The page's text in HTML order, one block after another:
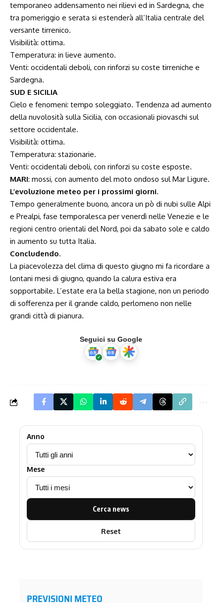
temporaneo addensamento nei rilievi ed in Sardegna, che
tra pomeriggio e serata si estenderà all’Italia centrale del
versante tirrenico.
Visibilità: ottima.
Temperatura: in lieve aumento.
Venti: occidentali deboli, con rinforzi su coste tirreniche e
Sardegna.
SUD E SICILIA
Cielo e fenomeni: tempo soleggiato. Tendenza ad aumento
della nuvolosità sulla Sicilia, con occasionali piovaschi sul
settore occidentale.
Visibilità: ottima.
Temperatura: stazionarie.
Venti: occidentali deboli, con rinforzi su coste esposte.
MARI: mossi, con aumento del moto ondoso sul Mar Ligure.
L’evoluzione meteo per i prossimi giorni.
Tempo generalmente buono, ancora un pò di nubi sulle Alpi
e Prealpi, fase temporalesca per venerdì nelle Venezie e le
regioni centro orientali del Nord, poi da sabato sole e caldo
in aumento su tutta Italia.
Concludendo.
La piacevolezza del clima di questo giugno mi fa ricordare a
lontani mesi di giugno, quando la calura estiva era
sopportabile. L’estate era la bella stagione, non un periodo
di sofferenza per il grande caldo, perlomeno non nelle
grandi città di pianura.
Seguici su Google
Anno
Mese
Cerca news
Reset